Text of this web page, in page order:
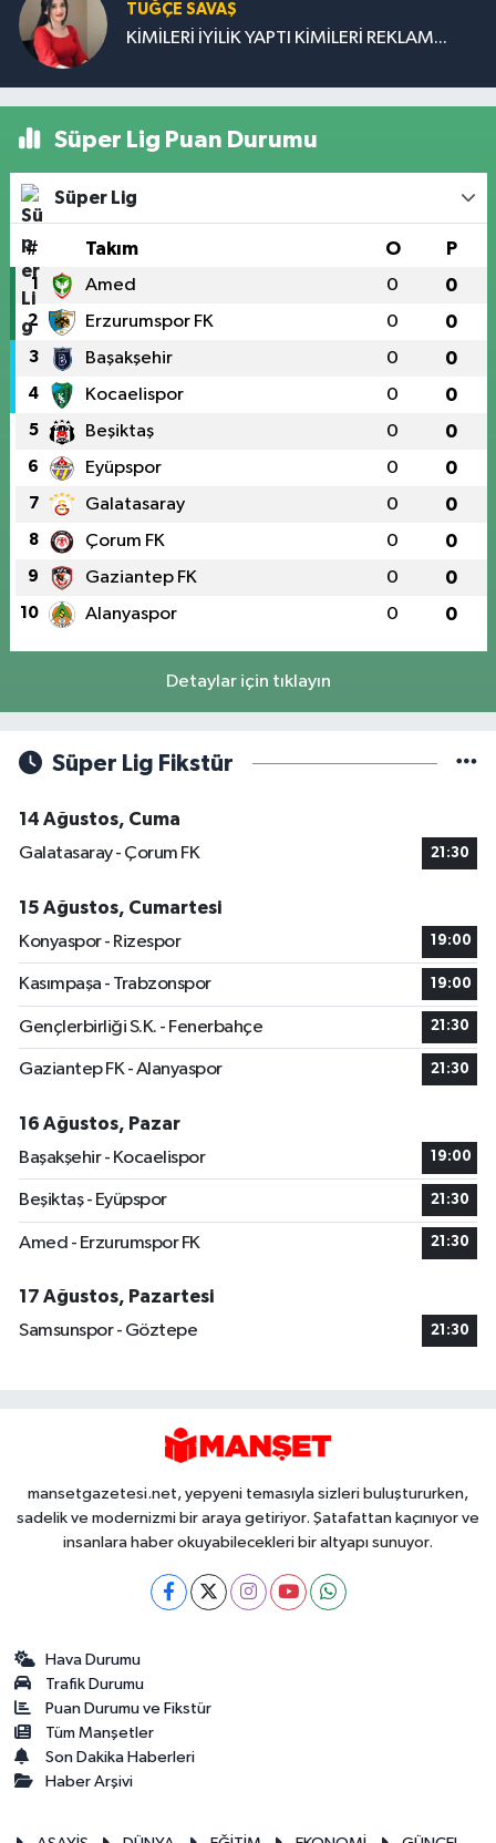
TUĞÇE SAVAŞ
KİMİLERİ İYİLİK YAPTI KİMİLERİ REKLAM...
Süper Lig Puan Durumu
Süper Lig
# Takım O P
1 Amed 0 0
2 Erzurumspor FK 0 0
3 Başakşehir 0 0
4 Kocaelispor 0 0
5 Beşiktaş 0 0
6 Eyüpspor 0 0
7 Galatasaray 0 0
8 Çorum FK 0 0
9 Gaziantep FK 0 0
10 Alanyaspor 0 0
Detaylar için tıklayın
Süper Lig Fikstür
14 Ağustos, Cuma
Galatasaray - Çorum FK
21:30
15 Ağustos, Cumartesi
Konyaspor - Rizespor
19:00
Kasımpaşa - Trabzonspor 19:00
Gençlerbirliği S.K. - Fenerbahçe 21:30
Gaziantep FK - Alanyaspor 21:30
16 Ağustos, Pazar
Başakşehir - Kocaelispor
19:00
Beşiktaş - Eyüpspor 21:30
Amed - Erzurumspor FK 21:30
17 Ağustos, Pazartesi
Samsunspor - Göztepe
21:30
mansetgazetesi.net, yepyeni temasıyla sizleri buluştururken,
sadelik ve modernizmi bir araya getiriyor. Şatafattan kaçınıyor ve
insanlara haber okuyabilecekleri bir altyapı sunuyor.
Hava Durumu
Trafik Durumu
Puan Durumu ve Fikstür
Tüm Manşetler
Son Dakika Haberleri
Haber Arşivi